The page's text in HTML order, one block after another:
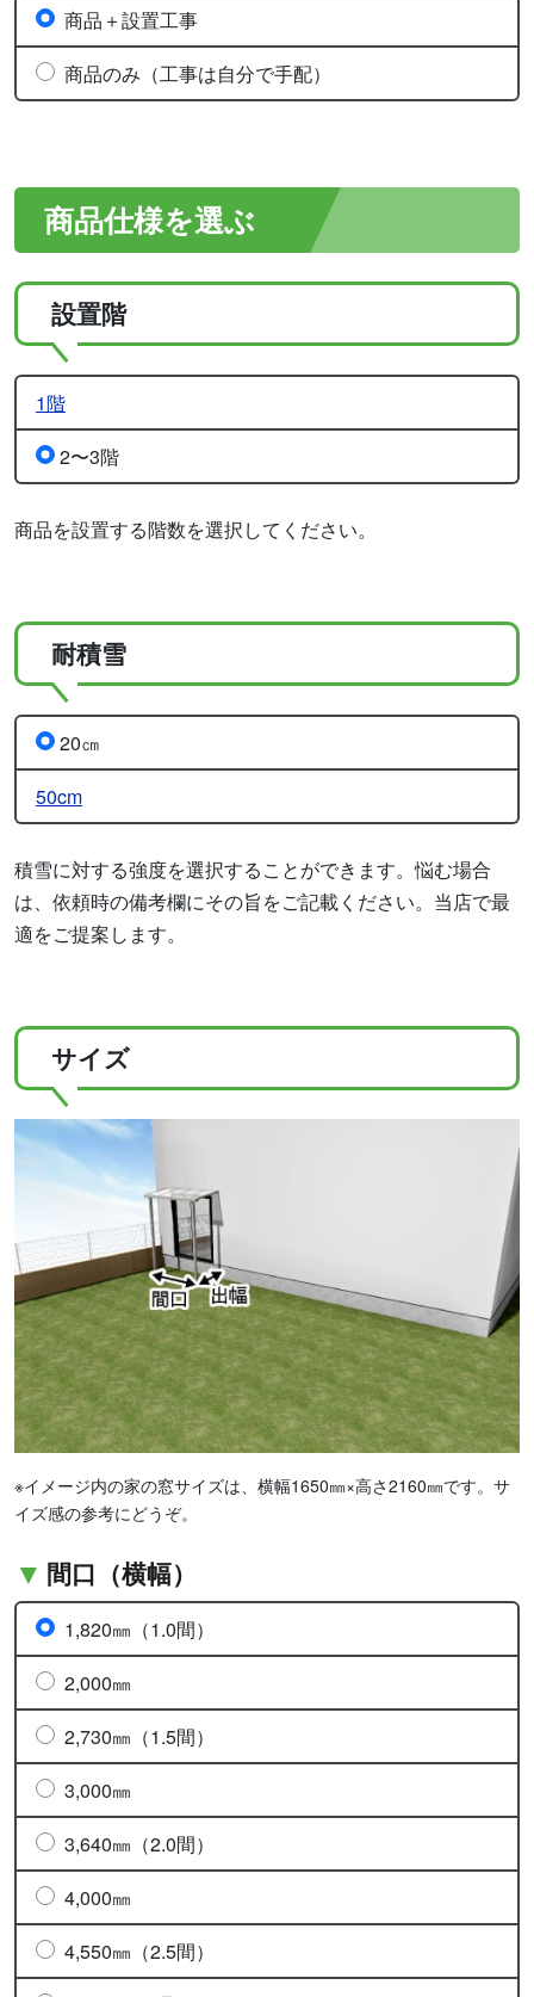
商品＋設置工事
商品のみ（工事は自分で手配）
商品仕様を選ぶ
設置階
商品を設置する階数を選択してください。
1階
2〜3階
耐積雪
積雪に対する強度を選択することができます。悩む場合
は、依頼時の備考欄にその旨をご記載ください。当店で最
適をご提案します。
20㎝
50cm
サイズ
※イメージ内の家の窓サイズは、横幅1650㎜×高さ2160㎜です。サ
イズ感の参考にどうぞ。
間口（横幅）
1,820㎜（1.0間）
2,000㎜
2,730㎜（1.5間）
3,000㎜
3,640㎜（2.0間）
4,000㎜
4,550㎜（2.5間）